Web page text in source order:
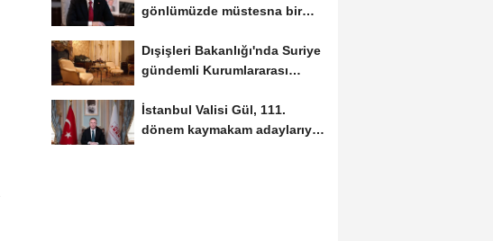
gönlümüzde müstesna bir
Dışişleri Bakanlığı'nda Suriye
gündemli Kurumlararası
İstanbul Valisi Gül, 111.
dönem kaymakam adaylarıyla